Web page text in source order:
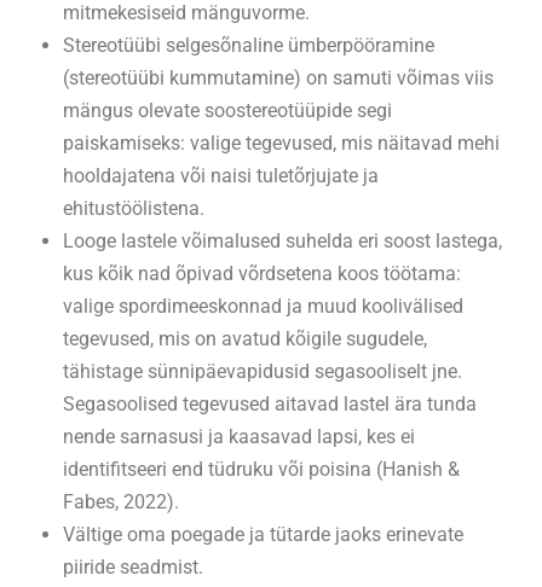
mitmekesiseid mänguvorme.
Stereotüübi selgesõnaline ümberpööramine
(stereotüübi kummutamine) on samuti võimas viis
mängus olevate soostereotüüpide segi
paiskamiseks: valige tegevused, mis näitavad mehi
hooldajatena või naisi tuletõrjujate ja
ehitustöölistena.
Looge lastele võimalused suhelda eri soost lastega,
kus kõik nad õpivad võrdsetena koos töötama:
valige spordimeeskonnad ja muud koolivälised
tegevused, mis on avatud kõigile sugudele,
tähistage sünnipäevapidusid segasooliselt jne.
Segasoolised tegevused aitavad lastel ära tunda
nende sarnasusi ja kaasavad lapsi, kes ei
identifitseeri end tüdruku või poisina (Hanish &
Fabes, 2022).
Vältige oma poegade ja tütarde jaoks erinevate
piiride seadmist.